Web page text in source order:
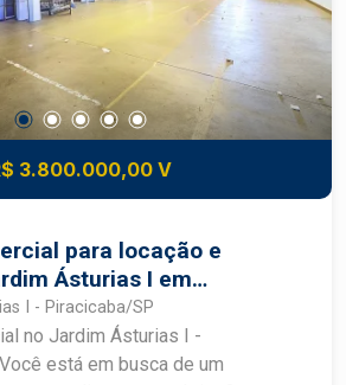
3.800.000,00 V
para locação e
Ásturias I em
I - Piracicaba/SP
no Jardim Ásturias I -